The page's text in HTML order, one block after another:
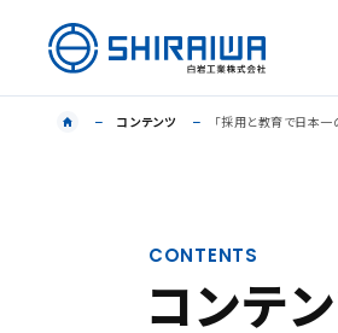
コンテンツ 「採用と教育で日本
CONTENTS
コンテ